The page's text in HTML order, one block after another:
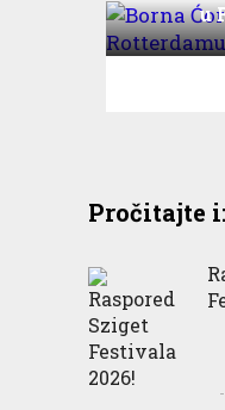
u
Pročitajte i: